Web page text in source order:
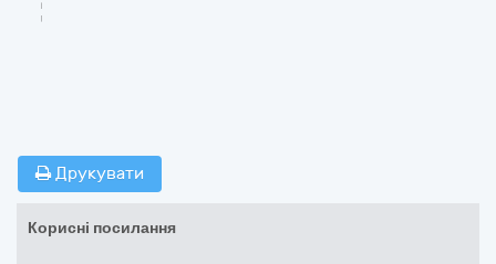
Друкувати
Корисні посилання